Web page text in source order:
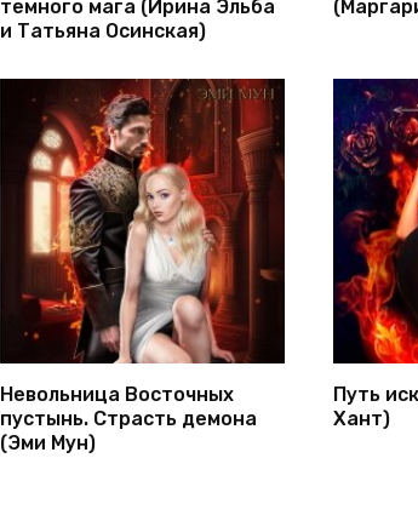
темного мага (Ирина Эльба
и Татьяна Осинская)
Невольница Восточных
пустынь. Страсть демона
(Эми Мун)
Путь
Хант)